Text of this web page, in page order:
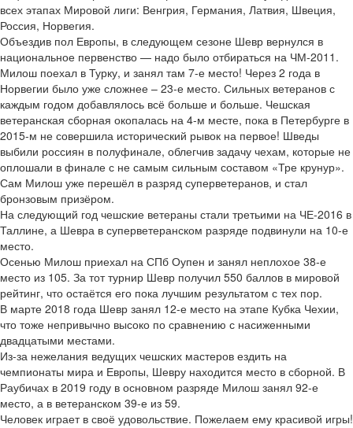
всех этапах Мировой лиги: Венгрия, Германия, Латвия, Швеция,
Россия, Норвегия.
Объездив пол Европы, в следующем сезоне Шевр вернулся в
национальное первенство — надо было отбираться на ЧМ-2011.
Милош поехал в Турку, и занял там 7-е место! Через 2 года в
Норвегии было уже сложнее – 23-е место. Сильных ветеранов с
каждым годом добавлялось всё больше и больше. Чешская
ветеранская сборная окопалась на 4-м месте, пока в Петербурге в
2015-м не совершила исторический рывок на первое! Шведы
выбили россиян в полуфинале, облегчив задачу чехам, которые не
оплошали в финале с не самым сильным составом «Тре крунур».
Сам Милош уже перешёл в разряд суперветеранов, и стал
бронзовым призёром.
На следующий год чешские ветераны стали третьими на ЧЕ-2016 в
Таллине, а Шевра в суперветеранском разряде подвинули на 10-е
место.
Осенью Милош приехал на СПб Оупен и занял неплохое 38-е
место из 105. За тот турнир Шевр получил 550 баллов в мировой
рейтинг, что остаётся его пока лучшим результатом с тех пор.
В марте 2018 года Шевр занял 12-е место на этапе Кубка Чехии,
что тоже непривычно высоко по сравнению с насиженными
двадцатыми местами.
Из-за нежелания ведущих чешских мастеров ездить на
чемпионаты мира и Европы, Шевру находится место в сборной. В
Раубичах в 2019 году в основном разряде Милош занял 92-е
место, а в ветеранском 39-е из 59.
Человек играет в своё удовольствие. Пожелаем ему красивой игры!